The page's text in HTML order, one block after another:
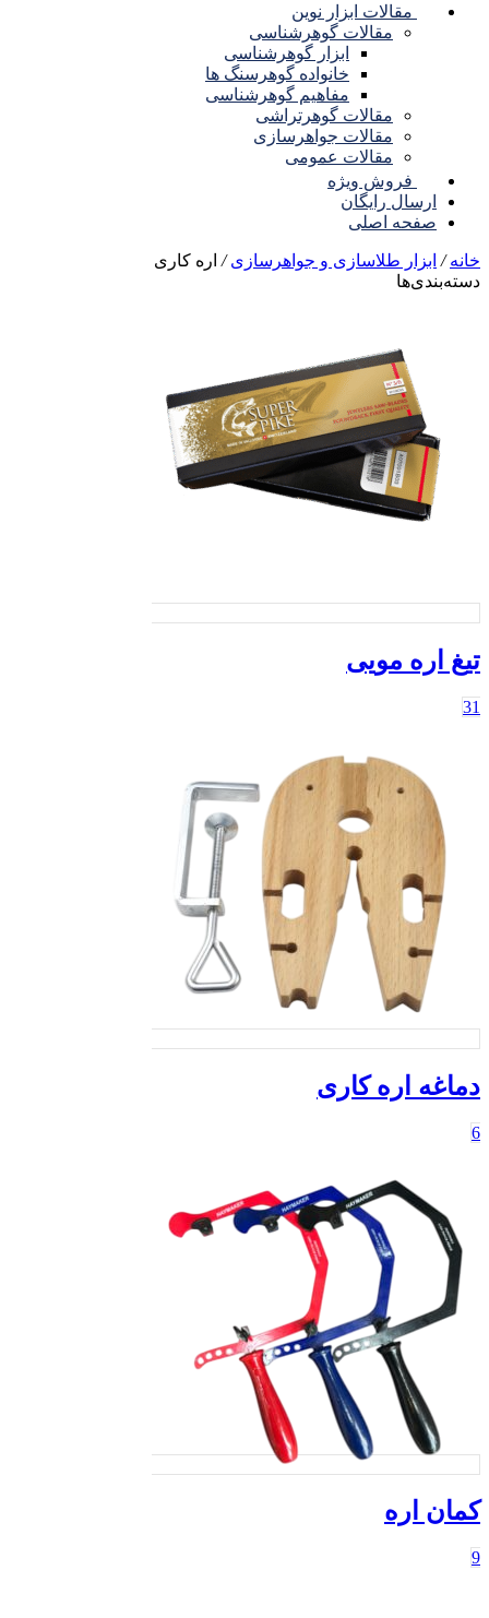
مقالات ابزار نوین
مقالات گوهرشناسی
ابزار گوهرشناسی
خانواده گوهرسنگ ها
مفاهیم گوهرشناسی
مقالات گوهرتراشی
مقالات جواهرسازی
مقالات عمومی
فروش ویژه
ارسال رایگان
صفحه اصلی
/ابزار طلاسازی و جواهرسازی/اره کاری
اره مویی
اره کاری
اره